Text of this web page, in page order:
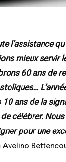
l’assistance
mieux servir
60 ans de
ans de la
célébrer.
pour une
Avelino